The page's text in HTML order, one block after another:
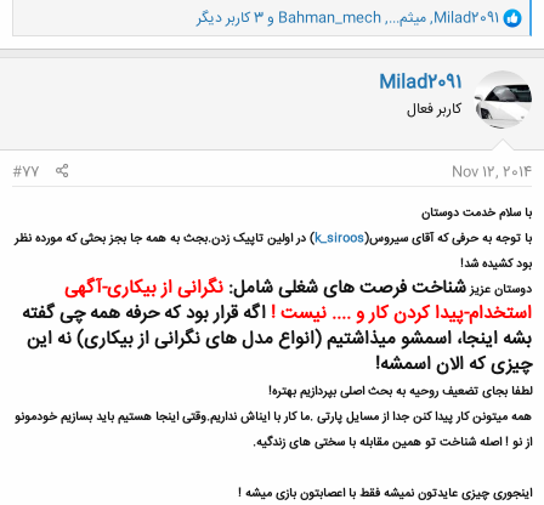
و
ا
ک
ن
ش
ه
ا
Milad2091
,میثم...,
Bahman_mech و 3 کاربر دیگر
Milad2091
کاربر فعال
Nov 12, 2014
#77
با سلام خدمت دوستان
با توجه به حرفی که آقای سیروس(k_siroos) در اولین تاپیک زدن.بجث به همه جا بجز بحثی که مورده نظر
بود کشیده شد!
دوستان عزیزشناخت فرصت های شغلی شامل: نگرانی از بیکاری-آگهی
استخدام-پیدا کردن کار و .... نیست ! اگه قرار بود که حرفه همه چی گفته
بشه اینجا، اسمشو میذاشتیم (انواع مدل های نگرانی از بیکاری) نه این
چیزی که الان اسمشه!
لطفا بجای تضعیف روحیه به بحث اصلی بپردازیم بهتره!
همه میتونن کار پیدا کنن جدا از مسایل پارتی .ما کار با ایناش نداریم.وقتی اینجا هستیم باید بسازیم خودمونو
از نو ! اصله شناخت تو همین مقابله با سختی های زندگیه.
اینجوری چیزی عایدتون نمیشه فقط با اعصابتون بازی میشه !